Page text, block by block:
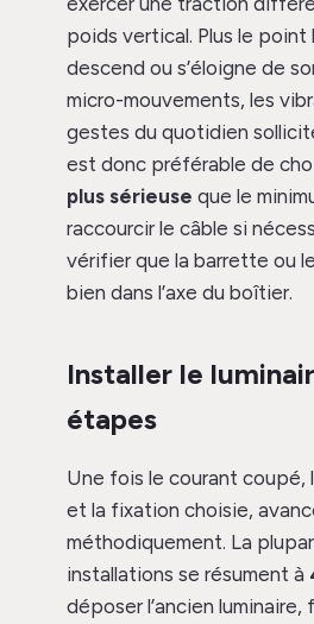
poids vertical. Plus le point
descend ou s’éloigne de
micro-mouvements, les
gestes du quotidien
est donc préférable de
plus sérieuse que le
raccourcir le câble si
vérifier que la barrette ou
bien dans l’axe du boîtier.
Installer le
étapes
Une fois le courant coupé,
et la fixation choisie,
méthodiquement. La
installations se résument à
déposer l’ancien